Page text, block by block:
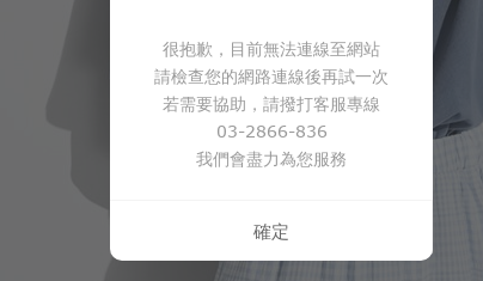
很抱歉，目前無法連線至網站
請檢查您的網路連線後再試一次
若需要協助，請撥打客服專線
03-2866-836
我們會盡力為您服務
確定